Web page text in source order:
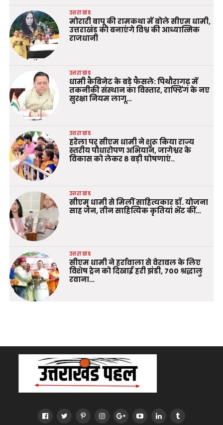
उत्तराखंड
मोरारी बापू की रामकथा में बोले सीएम धामी,
उत्तराखंड को बनाएंगे विश्व की आध्यात्मिक
राजधानी
उत्तराखंड
धामी कैबिनेट के बड़े फैसले: पिथौरागढ़ में
तकनीकी संस्थान का विस्तार, राफ्टिंग के नए
सुरक्षा नियम लागू…
उत्तराखंड
हरेला पर सीएम धामी ने शुरू किया राज्य
स्तरीय पौधारोपण अभियान, जागेश्वर के
विकास को लेकर 8 बड़ी घोषणाएं..
उत्तराखंड
सीएम धामी से मिलीं साहित्यकार डॉ. योजना
साह जैन, तीन साहित्यिक कृतियां भेंट कीं…
उत्तराखंड
सीएम धामी ने हर्रावाला से वेरावल के लिए
विशेष ट्रेन को दिखाई हरी झंडी, 700 श्रद्धालु
रवाना…